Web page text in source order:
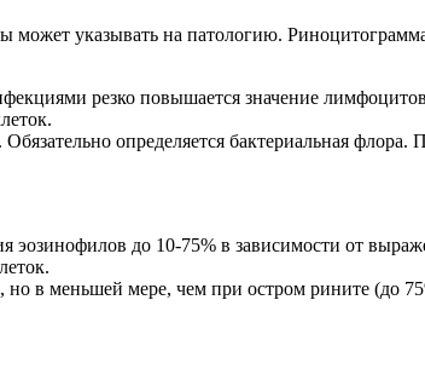
может указывать на патологию.
резко повышается значение
определяется бактериальная флора.
эозинофилов до 10-75% в зависимости от
в меньшей мере, чем при остром рините (до